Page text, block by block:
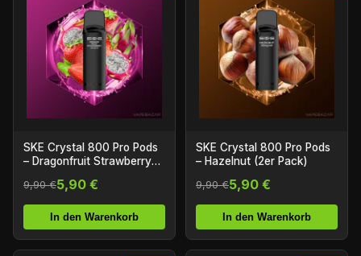
SKE Crystal 800 Pro Pods
– Dragonfruit Strawberry
9,90 €5,90 €
In den Warenkorb
SKE Crystal 800 Pro Pods
– Hazelnut (2er Pack)
9,90 €5,90 €
In den Warenkorb